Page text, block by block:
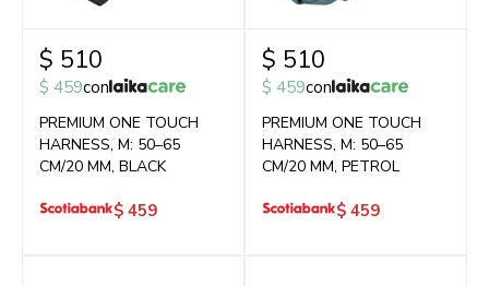
$ 510
$ 459con
PREMIUM ONE TOUCH
HARNESS, M: 50–65
CM/20 MM, BLACK
$ 459
$ 510
$ 459con
PREMIUM ONE TOUCH
HARNESS, M: 50–65
CM/20 MM, PETROL
$ 459